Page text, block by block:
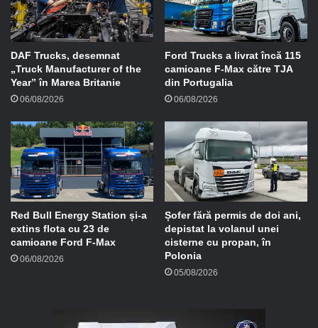
i
l
DAF Trucks, desemnat
„Truck Manufacturer of the
Year” în Marea Britanie
06/08/2026
Ford Trucks a livrat încă 115
camioane F-Max către TJA
din Portugalia
06/08/2026
Red Bull Energy Station și-a
extins flota cu 23 de
camioane Ford F-Max
06/08/2026
Șofer fără permis de doi ani,
depistat la volanul unei
cisterne cu propan, în
Polonia
05/08/2026